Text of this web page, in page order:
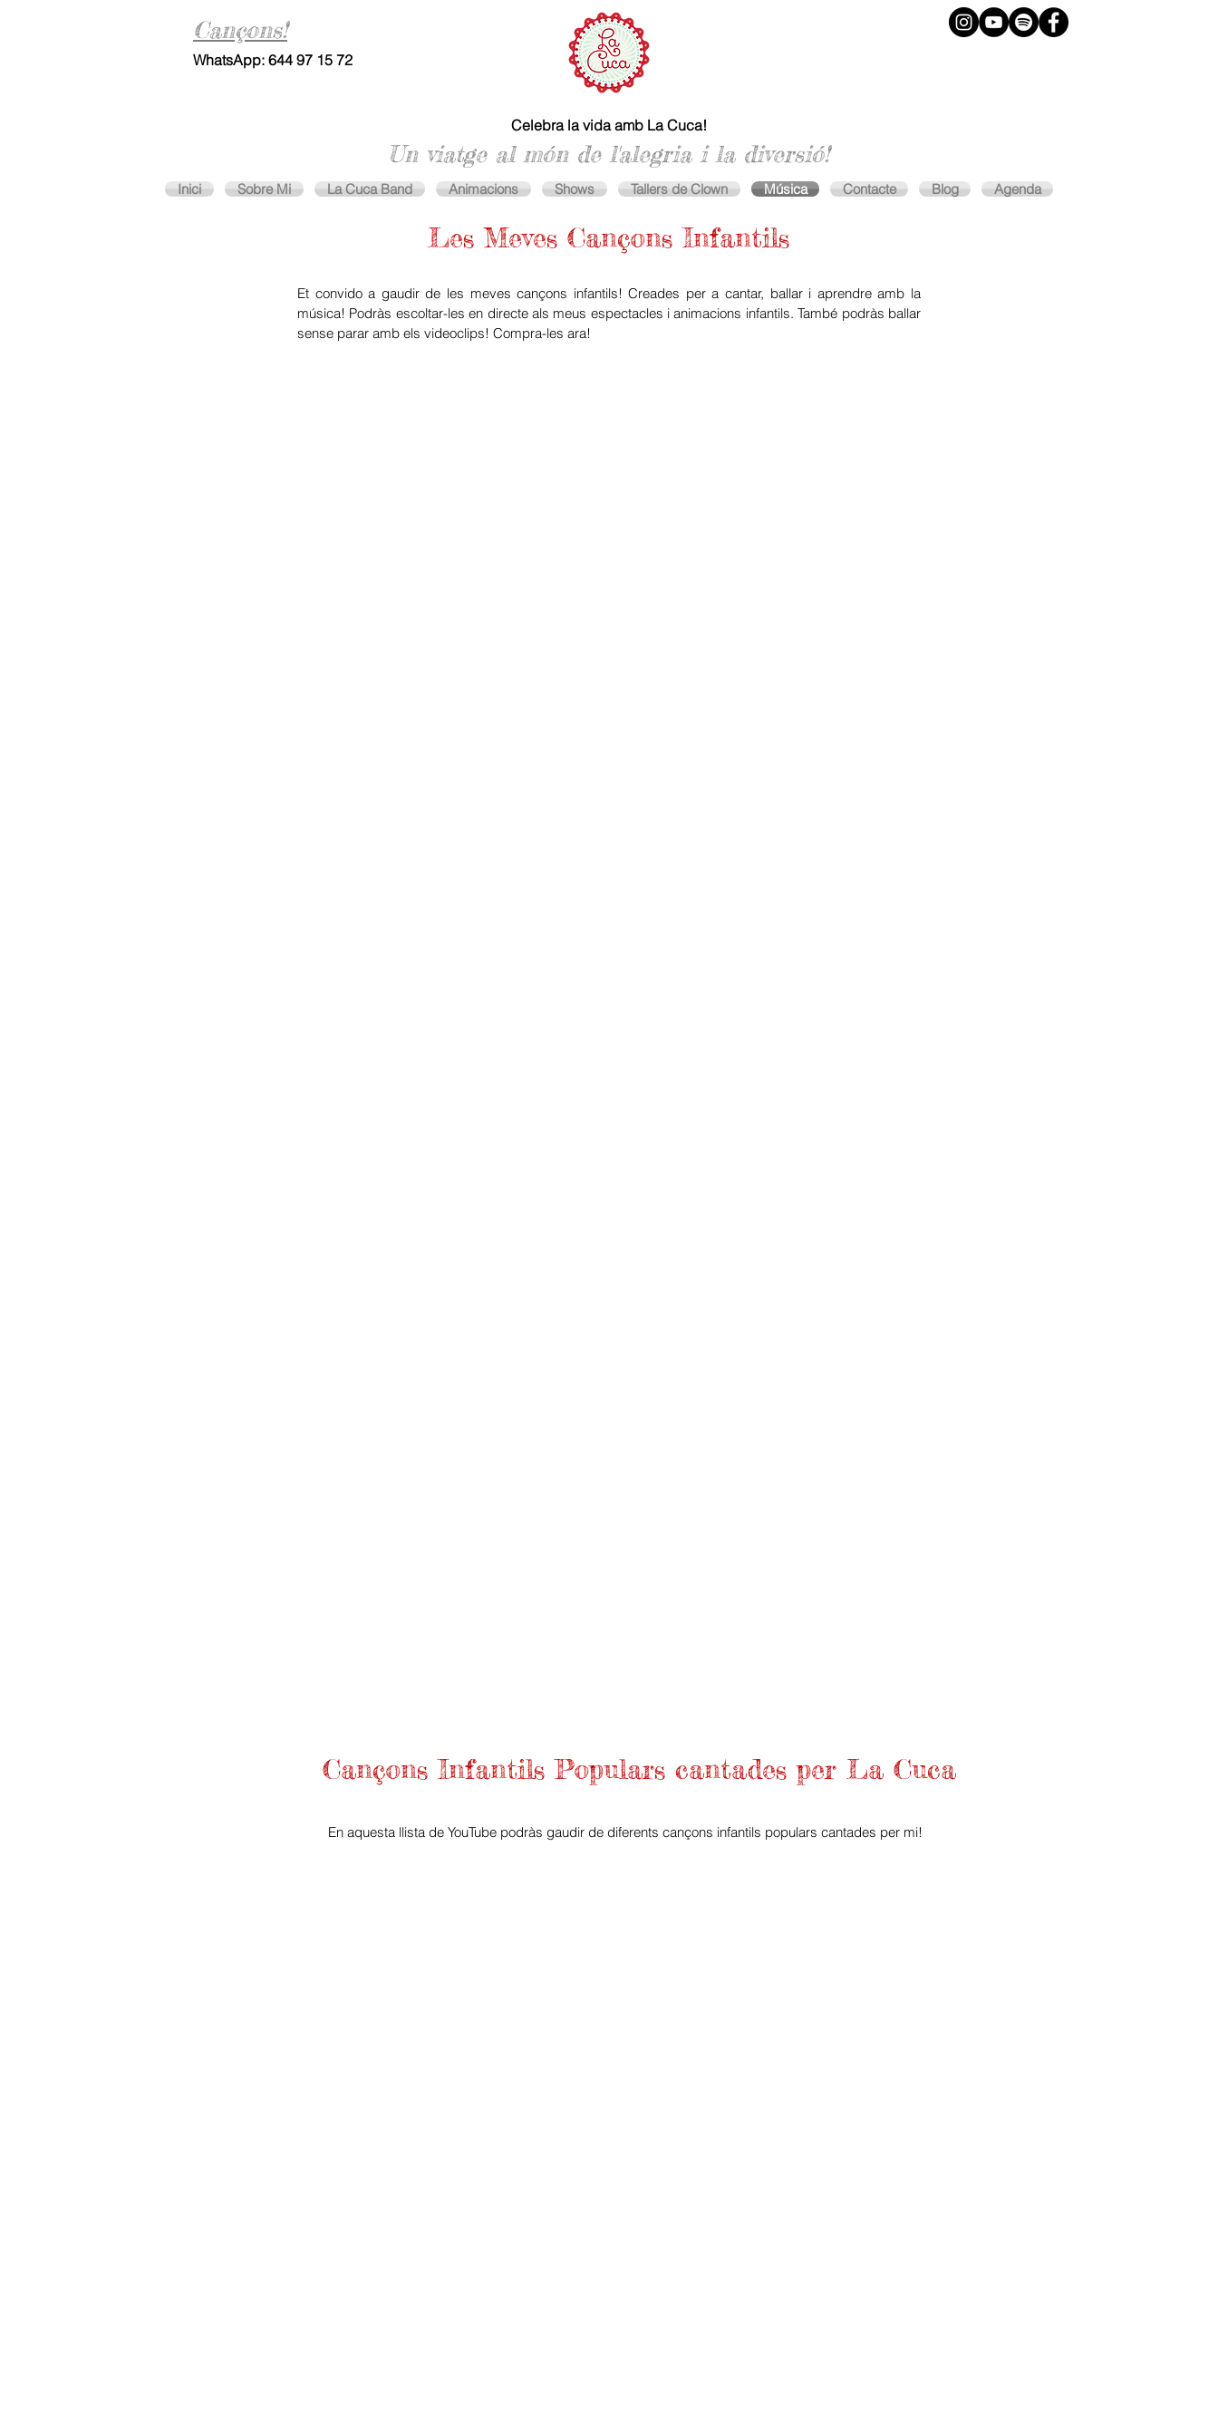
Cançons!
WhatsApp: 644 97 15 72
Celebra la vida amb La Cuca!
Un viatge al món de l'alegria i la diversió!
Inici Sobre Mi La Cuca Band Animacions Shows Tallers de Clown Música Contacte Blog Agenda
Les Meves Cançons Infantils
Et convido a gaudir de les meves cançons infantils! Creades per a cantar, ballar i aprendre amb la
música! Podràs escoltar-les en directe als meus espectacles i animacions infantils. També podràs ballar
sense parar amb els videoclips! Compra-les ara!
Cançons Infantils Populars cantades per La Cuca
En aquesta llista de YouTube podràs gaudir de diferents cançons infantils populars cantades per mi!